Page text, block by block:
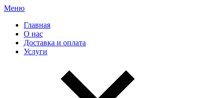
Меню
Главная
О нас
Доставка и оплата
Услуги